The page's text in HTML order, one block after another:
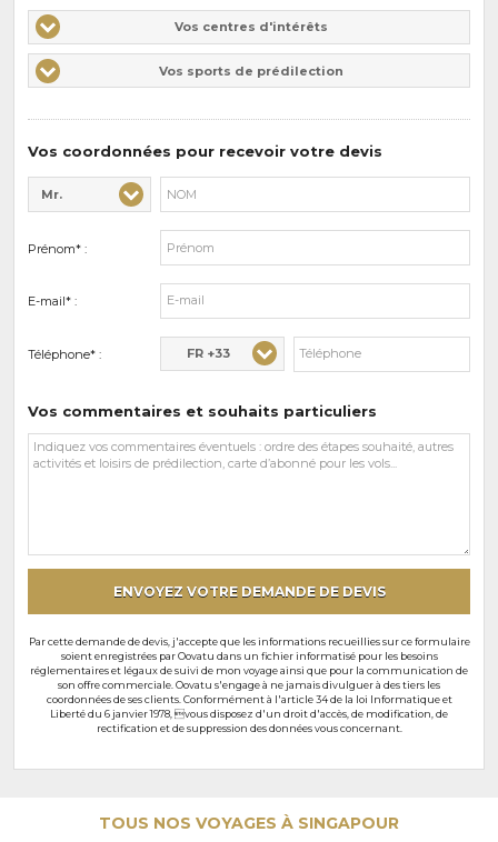
Vos
centres
d'intérêts
Vos centres d'intérêts
Vos
sports
de
Vos sports de prédilection
Vos coordonnées pour recevoir votre devis
Civilité* :
Mr.
Nom* :
Prénom* :
E-mail* :
Téléphone* : FR +33
Vos commentaires et souhaits particuliers
Vos
commentaires
ENVOYEZ VOTRE DEMANDE DE DEVIS
Par cette demande de devis, j'accepte que les informations recueillies sur ce formulaire
soient enregistrées par Oovatu dans un fichier informatisé pour les besoins
réglementaires et légaux de suivi de mon voyage ainsi que pour la communication de
son offre commerciale. Oovatu s'engage à ne jamais divulguer à des tiers les
coordonnées de ses clients. Conformément à l'article 34 de la loi Informatique et
Liberté du 6 janvier 1978, vous disposez d'un droit d'accès, de modification, de
rectification et de suppression des données vous concernant.
TOUS NOS VOYAGES À SINGAPOUR